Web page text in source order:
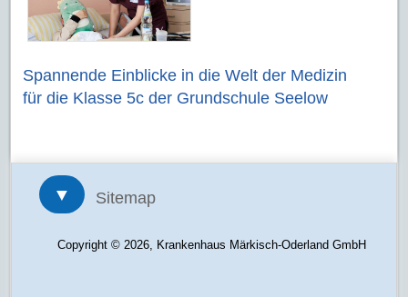
Spannende Einblicke in die Welt der Medizin
für die Klasse 5c der Grundschule Seelow
▼ Sitemap
Copyright © 2026, Krankenhaus Märkisch-Oderland GmbH